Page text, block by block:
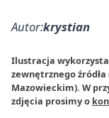
Autor:krystian
Ilustracja
zewnętrznego
Mazowieckim). W
zdjęcia prosimy o